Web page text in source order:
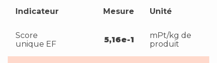
Indicateur Mesure Unité
Score
unique EF
5,16e-1
mPt/kg de
produit